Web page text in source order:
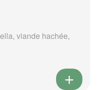
viande hachée,